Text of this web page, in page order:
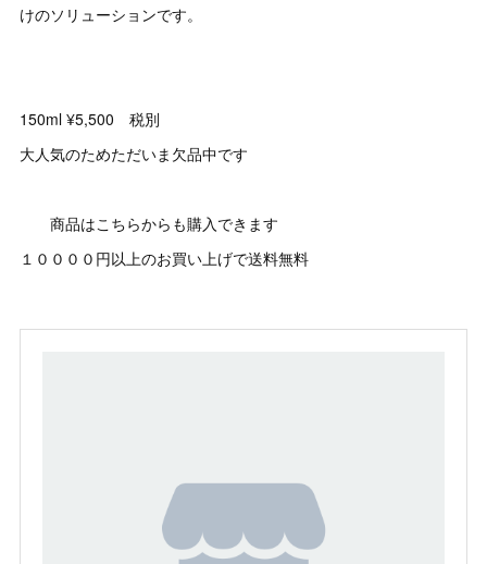
けのソリューションです。
150ml ¥5,500 税別
大人気のためただいま欠品中です
商品はこちらからも購入できます
１００００円以上のお買い上げで送料無料